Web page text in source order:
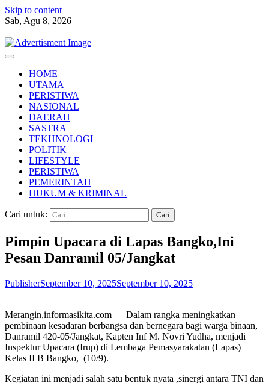
Skip to content
Sab, Agu 8, 2026
HOME
UTAMA
PERISTIWA
NASIONAL
DAERAH
SASTRA
TEKHNOLOGI
POLITIK
LIFESTYLE
PERISTIWA
PEMERINTAH
HUKUM & KRIMINAL
Cari untuk:
Pimpin Upacara di Lapas Bangko,Ini
Pesan Danramil 05/Jangkat
PublisherSeptember 10, 2025September 10, 2025
Merangin,informasikita.com — Dalam rangka meningkatkan
pembinaan kesadaran berbangsa dan bernegara bagi warga binaan,
Danramil 420-05/Jangkat, Kapten Inf M. Novri Yudha, menjadi
Inspektur Upacara (Irup) di Lembaga Pemasyarakatan (Lapas)
Kelas II B Bangko, (10/9).
Kegiatan ini menjadi salah satu bentuk nyata ,sinergi antara TNI dan